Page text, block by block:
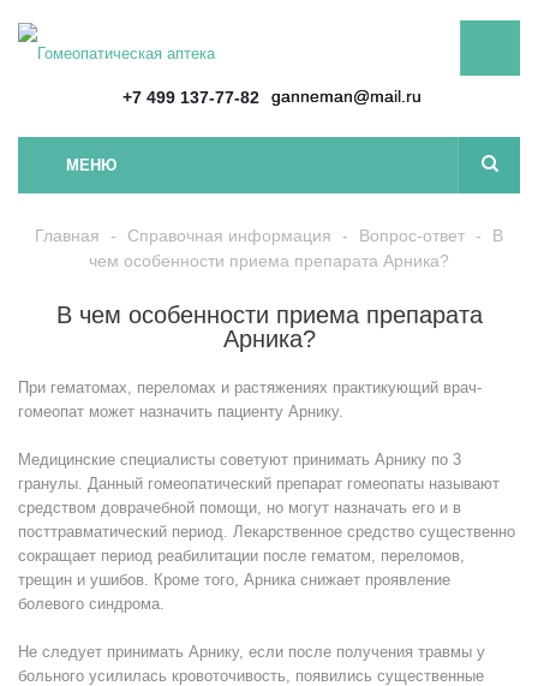
+7 499 137-77-82 ganneman@mail.ru
МЕНЮ
Главная - Справочная информация - Вопрос-ответ -
В
чем особенности приема препарата Арника?
В чем особенности приема препарата
Арника?
При гематомах, переломах и растяжениях практикующий врач-
гомеопат может назначить пациенту Арнику.
Медицинские специалисты советуют принимать Арнику по 3
гранулы. Данный гомеопатический препарат гомеопаты называют
средством доврачебной помощи, но могут назначать его и в
посттравматический период. Лекарственное средство существенно
сокращает период реабилитации после гематом, переломов,
трещин и ушибов. Кроме того, Арника снижает проявление
болевого синдрома.
Не следует принимать Арнику, если после получения травмы у
больного усилилась кровоточивость, появились существенные